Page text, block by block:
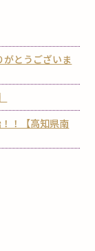
とうございま
！【高知県南